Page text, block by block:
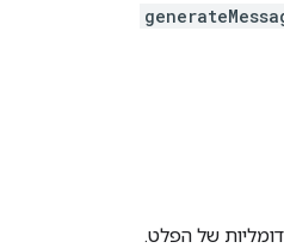
של הפלט.